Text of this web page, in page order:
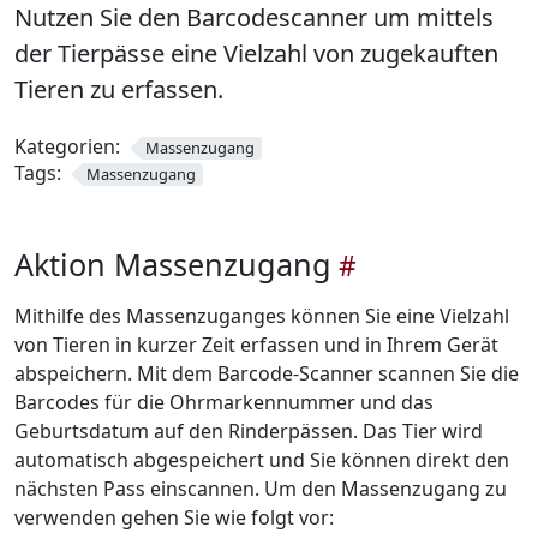
Nutzen Sie den Barcodescanner um mittels
der Tierpässe eine Vielzahl von zugekauften
Tieren zu erfassen.
Kategorien: Massenzugang
Tags: Massenzugang
Aktion Massenzugang
Mithilfe des Massenzuganges können Sie eine Vielzahl
von Tieren in kurzer Zeit erfassen und in Ihrem Gerät
abspeichern. Mit dem Barcode-Scanner scannen Sie die
Barcodes für die Ohrmarkennummer und das
Geburtsdatum auf den Rinderpässen. Das Tier wird
automatisch abgespeichert und Sie können direkt den
nächsten Pass einscannen. Um den Massenzugang zu
verwenden gehen Sie wie folgt vor: